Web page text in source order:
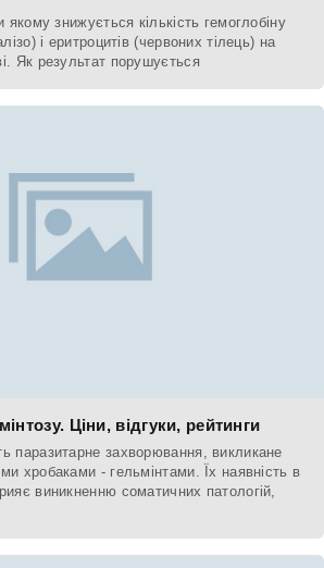
знижується кількість гемоглобіну
і еритроцитів (червоних тілець) на
Як результат порушується
Ціни, відгуки, рейтинги
паразитарне захворювання, викликане
хробаками - гельмінтами. Їх наявність в
виникненню соматичних патологій,